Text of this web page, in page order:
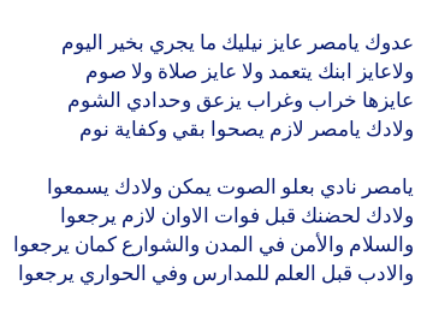
عدوك يامصر عايز نيليك ما يجري بخير اليوم
ولاعايز ابنك يتعمد ولا عايز صلاة ولا صوم
عايزها خراب وغراب يزعق وحدادي الشوم
ولادك يامصر لازم يصحوا بقي وكفاية نوم
يامصر نادي بعلو الصوت يمكن ولادك يسمعوا
ولادك لحضنك قبل فوات الاوان لازم يرجعوا
والسلام والأمن في المدن والشوارع كمان يرجعوا
والادب قبل العلم للمدارس وفي الحواري يرجعوا